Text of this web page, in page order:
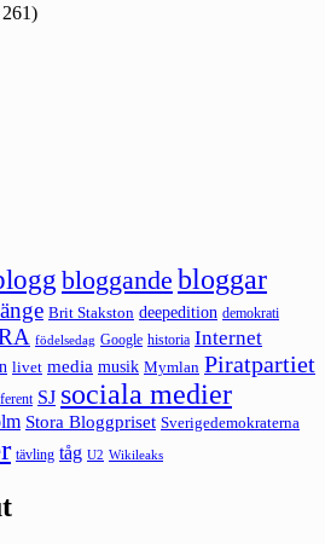
bloggande bloggar
Brit Stakston deepedition demokrati
födelsedag Google historia Internet
livet media musik Mymlan Piratpartiet
SJ sociala medier
Stora Bloggpriset Sverigedemokraterna
tävling tåg U2 Wikileaks